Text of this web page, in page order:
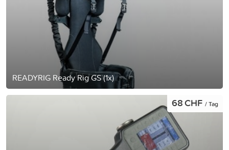
READYRIG Ready Rig GS (1x)
68 CHF / Tag